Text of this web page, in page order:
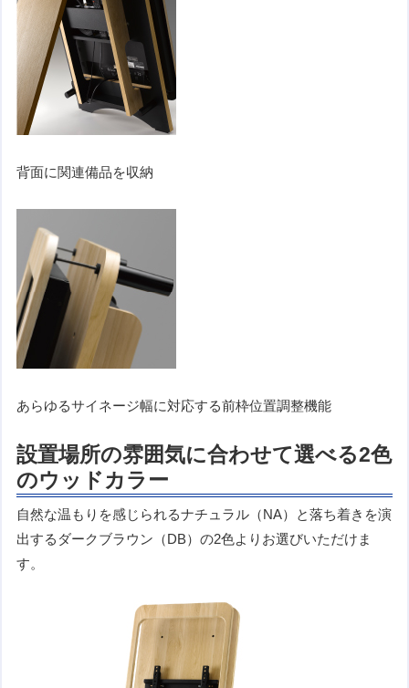
背面に関連備品を収納
あらゆるサイネージ幅に対応する前枠位置調整機能
設置場所の雰囲気に合わせて選べる2色
のウッドカラー
自然な温もりを感じられるナチュラル（NA）と落ち着きを演
出するダークブラウン（DB）の2色よりお選びいただけま
す。